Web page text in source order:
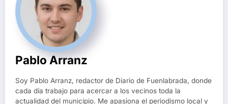
Pablo Arranz
Soy Pablo Arranz, redactor de Diario de Fuenlabrada, donde
cada día trabajo para acercar a los vecinos toda la
actualidad del municipio. Me apasiona el periodismo local y